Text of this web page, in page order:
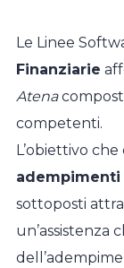
Le Linee
Finanziarie
Atena
competenti.
L’obiettivo
adempimenti
sottoposti
un’assistenza